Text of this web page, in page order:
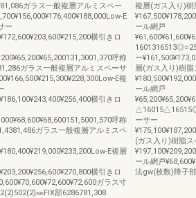
ガラス一般複層アルミスペー
E
ー
横引きロ
呼称
ガラス一般複層アルミスペーサ
E複
横引きロ
呼称
ガラス一般複層アルミスペ
E複層
横引きロ
ガラス寸
㎜FIX部6286781,308
複層(ガス入り)樹
ール網戸
ー
層(ガス入り)樹
ール網戸
ーサー
(ガス入り)樹脂ス
ール網戸
法gw(枚数)障子